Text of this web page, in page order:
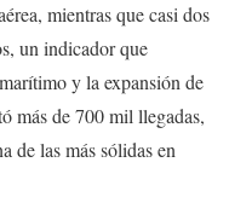
mientras que casi dos
un indicador que
y la expansión de
más de 700 mil llegadas,
de las más sólidas en